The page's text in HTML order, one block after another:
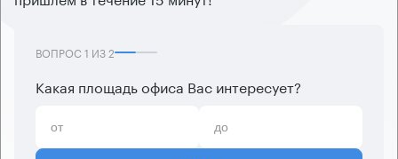
ВОПРОС 1 ИЗ2
Какая площадь офиса Вас интересует?